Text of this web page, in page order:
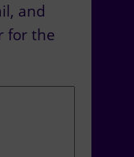
and
for the